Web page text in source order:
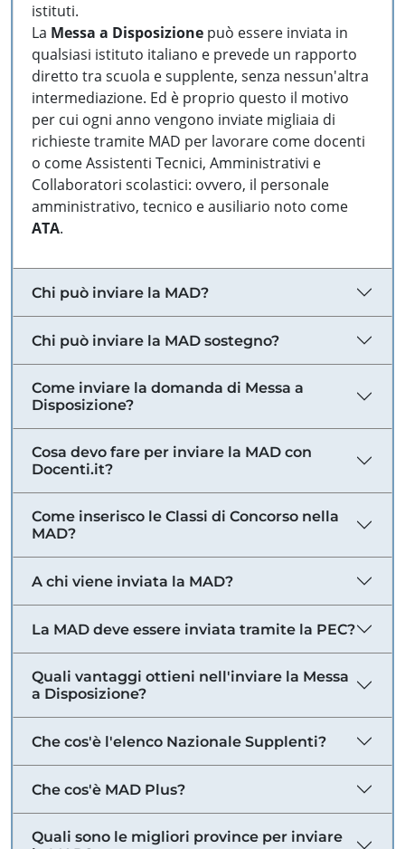
istituti.
La Messa a Disposizione può essere inviata in
qualsiasi istituto italiano e prevede un rapporto
diretto tra scuola e supplente, senza nessun'altra
intermediazione. Ed è proprio questo il motivo
per cui ogni anno vengono inviate migliaia di
richieste tramite MAD per lavorare come docenti
o come Assistenti Tecnici, Amministrativi e
Collaboratori scolastici: ovvero, il personale
amministrativo, tecnico e ausiliario noto come
ATA.
Chi può inviare la MAD?
Chi può inviare la MAD sostegno?
Come inviare la domanda di Messa a
Disposizione?
Cosa devo fare per inviare la MAD con
Docenti.it?
Come inserisco le Classi di Concorso nella
MAD?
A chi viene inviata la MAD?
La MAD deve essere inviata tramite la PEC?
Quali vantaggi ottieni nell'inviare la Messa
a Disposizione?
Che cos'è l'elenco Nazionale Supplenti?
Che cos'è MAD Plus?
Quali sono le migliori province per inviare